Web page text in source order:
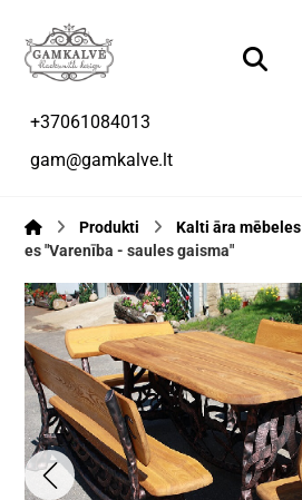
+37061084013
gam@gamkalve.lt
Produkti Kalti āra mēbeles
es "Varenība - saules gaisma"